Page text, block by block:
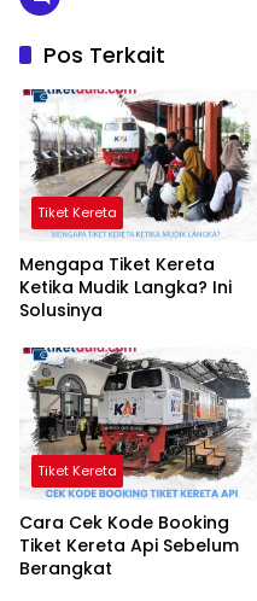
Pos Terkait
Tiket Kereta
Mengapa Tiket Kereta
Ketika Mudik Langka? Ini
Solusinya
Tiket Kereta
Cara Cek Kode Booking
Tiket Kereta Api Sebelum
Berangkat